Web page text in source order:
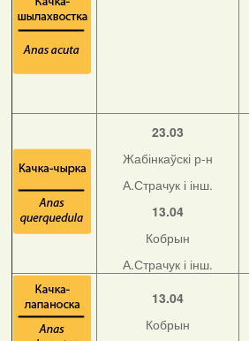
23.03
Жабінкаўскі р-н
А.Страчук і інш.
13.04
Кобрын
А.Страчук і інш.
13.04
Кобрын